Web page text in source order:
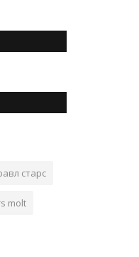
старс
molt